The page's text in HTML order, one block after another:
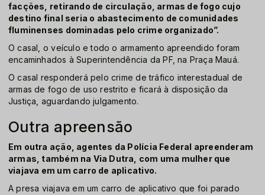
facções, retirando de circulação, armas de fogo cujo
destino final seria o abastecimento de comunidades
fluminenses dominadas pelo crime organizado”.
O casal, o veículo e todo o armamento apreendido foram
encaminhados à Superintendência da PF, na Praça Mauá.
O casal responderá pelo crime de tráfico interestadual de
armas de fogo de uso restrito e ficará à disposição da
Justiça, aguardando julgamento.
Outra apreensão
Em outra ação, agentes da Polícia Federal apreenderam
armas, também na Via Dutra, com uma mulher que
viajava em um carro de aplicativo.
A presa viajava em um carro de aplicativo que foi parado